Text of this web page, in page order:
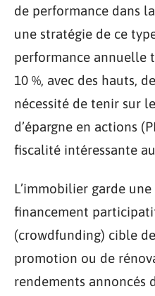
de performance dans
une stratégie de ce
performance annuelle
10 %, avec des hauts,
nécessité de tenir sur
d’épargne en actions
fiscalité intéressante
L’immobilier garde
financement
(crowdfunding) cible
promotion ou de
rendements annoncés